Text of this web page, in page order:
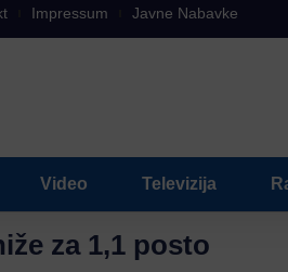
Impressum Javne Nabavke
Video Televizija
za 1,1 posto